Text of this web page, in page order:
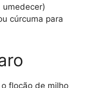
umedecer)
cúrcuma para
flocão de milho